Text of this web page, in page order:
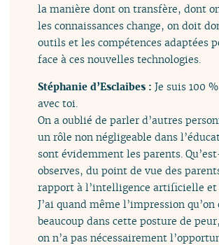
la manière dont on transfère, dont
les connaissances change, on doit
outils et les compétences adaptées
face à ces nouvelles technologies.
Stéphanie d’Esclaibes :Je suis 100
avec toi.
On a oublié de parler d’autres
un rôle non négligeable dans
sont évidemment les parents.
observes, du point de vue des
rapport à l’intelligence artificielle et
J’ai quand même l’impression qu’on
beaucoup dans cette posture de
on n’a pas nécessairement